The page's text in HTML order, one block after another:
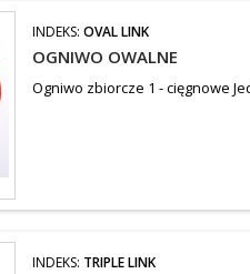
INDEKS:OVAL LINK
OGNIWO OWALNE
Ogniwo zbiorcze 1 - cięgnowe
INDEKS: TRIPLE LINK